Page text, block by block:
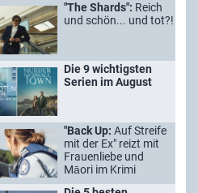
"The Shards": Reich
und schön... und tot?!
Die 9 wichtigsten
Serien im August
"Back Up: Auf Streife
mit der Ex" reizt mit
Frauenliebe und
Māori im Krimi